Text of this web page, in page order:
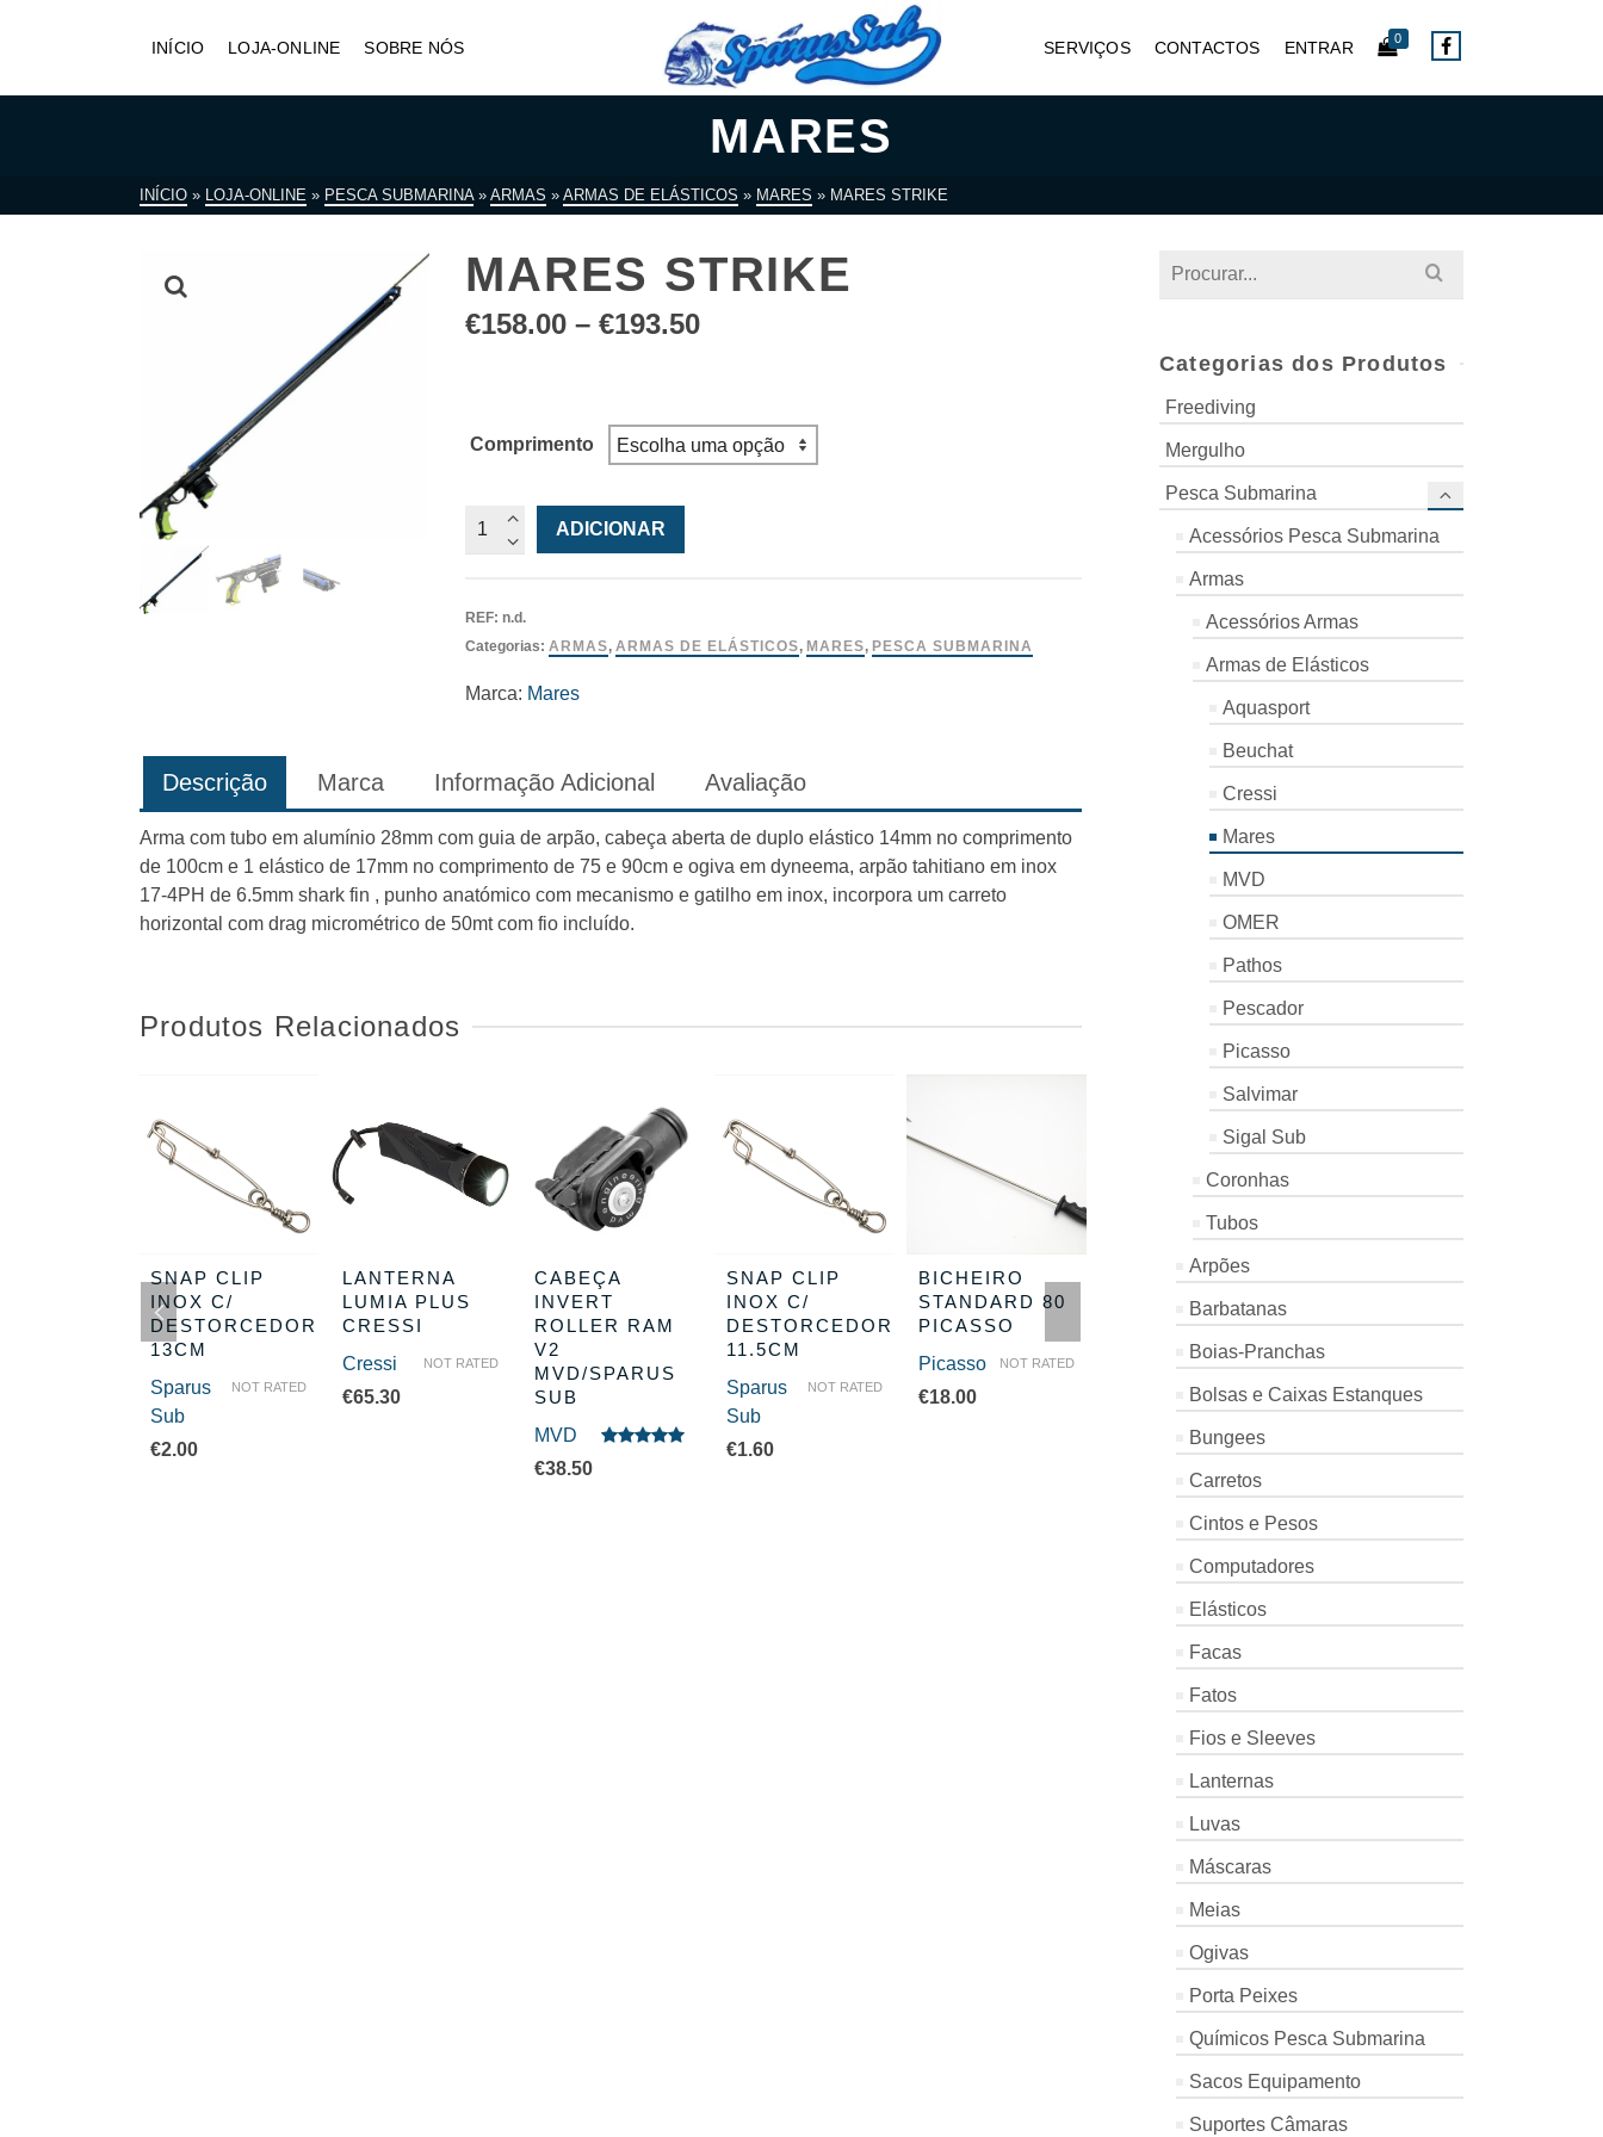
INÍCIO LOJA-ONLINE SOBRE NÓS SERVIÇOS CONTACTOS ENTRAR 0
MARES
INÍCIO » LOJA-ONLINE » PESCA SUBMARINA » ARMAS » ARMAS DE ELÁSTICOS » MARES » MARES STRIKE
MARES STRIKE
€158.00 – €193.50Price
€193.50
Comprimento
Quantidade
ADICIONAR
REF:n.d.
Categorias:ARMAS,ARMAS DE ELÁSTICOS, MARES, PESCA SUBMARINA
Marca: Mares
Descrição Marca Informação Adicional Avaliação
Arma com tubo em alumínio 28mm com guia de arpão, cabeça aberta de duplo elástico 14mm no comprimento
de 100cm e 1 elástico de 17mm no comprimento de 75 e 90cm e ogiva em dyneema, arpão tahitiano em inox
17-4PH de 6.5mm shark fin , punho anatómico com mecanismo e gatilho em inox, incorpora um carreto
horizontal com drag micrométrico de 50mt com fio incluído.
Produtos Relacionados
SNAP CLIP
INOX C/
DESTORCEDOR
13CM
NOT RATED
Sparus
Sub
€2.00
LANTERNA
LUMIA PLUS
CRESSI
NOT RATED
Cressi
€65.30
CABEÇA
INVERT
ROLLER RAM
V2
MVD/SPARUS
SUB
MVD
€38.50
SNAP CLIP
INOX C/
DESTORCEDOR
11.5CM
NOT RATED
Sparus
Sub
€1.60
BICHEIRO
STANDARD 80
PICASSO
NOT RATED
Picasso
€18.00
LANTERNA
VENUS LED
PICASSO
NOT RATED
Picasso
SACA ARPÕES
SPARUS SUB
MVD
€10.90
Search
Categorias dos Produtos
Freediving
Mergulho
Pesca Submarina
Acessórios Pesca Submarina
Armas
Acessórios Armas
Armas de Elásticos
Aquasport
Beuchat
Cressi
Mares
MVD
OMER
Pathos
Pescador
Picasso
Salvimar
Sigal Sub
Coronhas
Tubos
Arpões
Barbatanas
Boias-Pranchas
Bolsas e Caixas Estanques
Bungees
Carretos
Cintos e Pesos
Computadores
Elásticos
Facas
Fatos
Fios e Sleeves
Lanternas
Luvas
Máscaras
Meias
Ogivas
Porta Peixes
Químicos Pesca Submarina
Sacos Equipamento
Suportes Câmaras